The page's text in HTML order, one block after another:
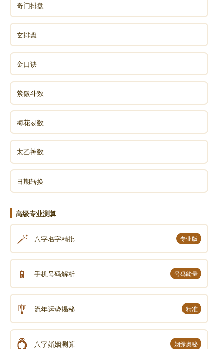
奇门排盘
玄排盘
金口诀
紫微斗数
梅花易数
太乙神数
日期转换
高级专业测算
🪄 八字名字精批 专业版
📱 手机号码解析 号码能量
🎐 流年运势揭秘 精准
💍 八字婚姻测算 姻缘奥秘